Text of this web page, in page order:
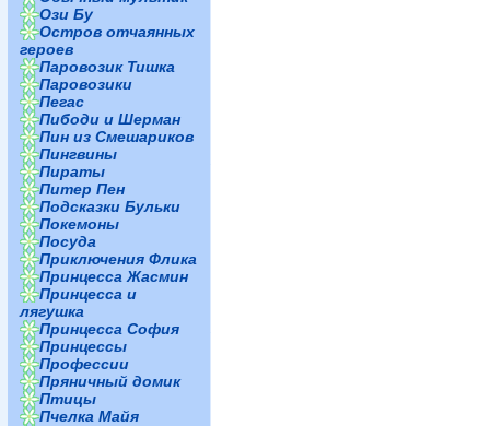
Ози Бу
Остров отчаянных
героев
Паровозик Тишка
Паровозики
Пегас
Пибоди и Шерман
Пин из Смешариков
Пингвины
Пираты
Питер Пен
Подсказки Бульки
Покемоны
Посуда
Приключения Флика
Принцесса Жасмин
Принцесса и
лягушка
Принцесса София
Принцессы
Профессии
Пряничный домик
Птицы
Пчелка Майя